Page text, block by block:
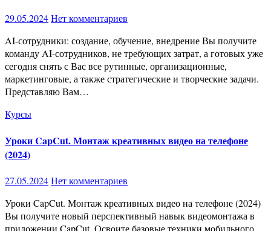
29.05.2024Нет комментариев
AI-сотрудники: создание, обучение, внедрение Вы получите
команду AI-сотрудников, не требующих затрат, а готовых уже
сегодня снять с Вас все рутинные, организационные,
маркетинговые, а также стратегические и творческие задачи.
Представляю Вам…
Курсы
Уроки CapCut. Монтаж креативных видео на телефоне
(2024)
27.05.2024Нет комментариев
Уроки CapCut. Монтаж креативных видео на телефоне (2024)
Вы получите новый перспективный навык видеомонтажа в
приложении CapCut. Освоите базовые техники мобильного